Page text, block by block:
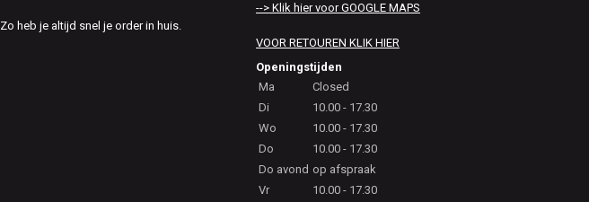
Zo heb je altijd snel je order in huis.
--> Klik hier voor GOOGLE MAPS
VOOR RETOUREN KLIK HIER
Openingstijden
Ma
Closed
Di
10.00 - 17.30
Wo
10.00 - 17.30
Do
10.00 - 17.30
Do avond op afspraak
Vr
10.00 - 17.30